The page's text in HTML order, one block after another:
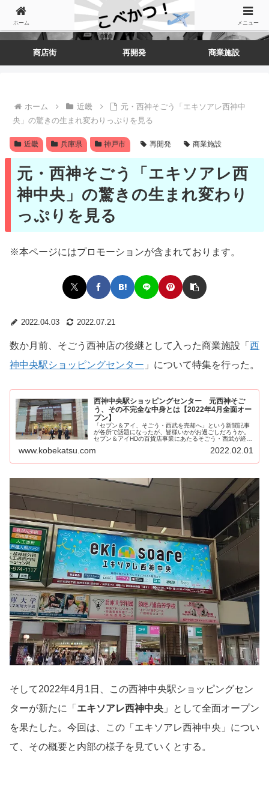
商店街 再開発 商業施設
ホーム 近畿
元・西神そごう「エキソアレ西神中
央」の驚きの生まれ変わりっぷりを見る
近畿 兵庫県 神戸市 再開発 商業施設
元・西神そごう「エキソアレ西
神中央」の驚きの生まれ変わり
っぷりを見る
※本ページにはプロモーションが含まれております。
2022.04.03 2022.07.21
数か月前、そごう西神店の後継として入った商業施設「 西
神中央駅ショッピングセンター 」について特集を行った。
西神中央駅ショッピングセンター 元西神そご
う、その不完全な中身とは【2022年4月全面オー
プン】
「セブン＆アイ、そごう・西武を売却へ」という新聞記事
が各所で話題になったが、皆様いかがお過ごしだろうか。
セブン＆アイHDの百貨店事業にあたるそごう・西武が経営
www.kobekatsu.com 2022.02.01
そして2022年4月1日、この西神中央駅ショッピングセン
ターが新たに「 エキソアレ西神中央 」として全面オープン
を果たした。今回は、この「エキソアレ西神中央」につい
て、その概要と内部の様子を見ていくとする。
ホーム メニュー